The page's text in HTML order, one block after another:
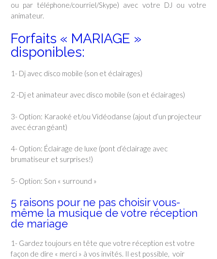
ou par téléphone/courriel/Skype) avec votre DJ ou votre
animateur.
Forfaits « MARIAGE »
disponibles:
1- Dj avec disco mobile (son et éclairages)
2 -Dj et animateur avec disco mobile (son et éclairages)
3- Option: Karaoké et/ou Vidéodanse (ajout d’un projecteur
avec écran géant)
4- Option: Éclairage de luxe (pont d’éclairage avec
brumatiseur et surprises!)
5- Option: Son « surround »
5 raisons pour ne pas choisir vous-
même la musique de votre réception
de mariage
1- Gardez toujours en tête que votre réception est votre
façon de dire « merci » à vos invités. Il est possible, voir